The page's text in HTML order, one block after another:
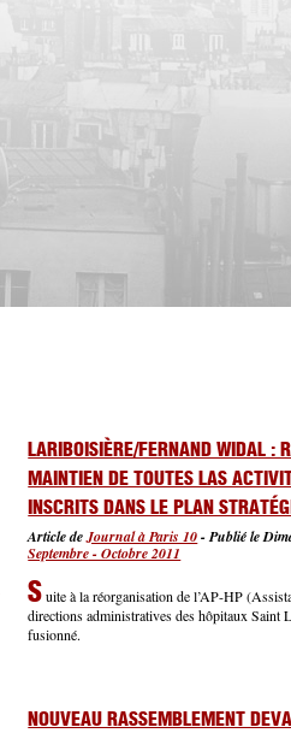
de 17 octobre 1961 : crime d’État
LARIBOISIÈRE/FERNAND WIDAL :
MAINTIEN DE TOUTES LAS
INSCRITS DANS LE PLAN
Article deJournal à Paris 10-Publié le
Septembre - Octobre 2011
Suite à la réorganisation de l’AP-HP
directions administratives des hôpitaux Saint
fusionné.
NOUVEAU RASSEMBLEMENT